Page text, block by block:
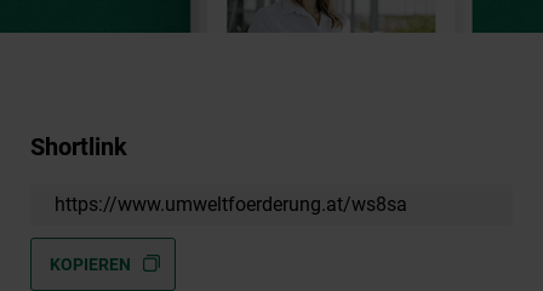
Shortlink
https://www.umweltfoerderung.at/ws8sa
KOPIEREN